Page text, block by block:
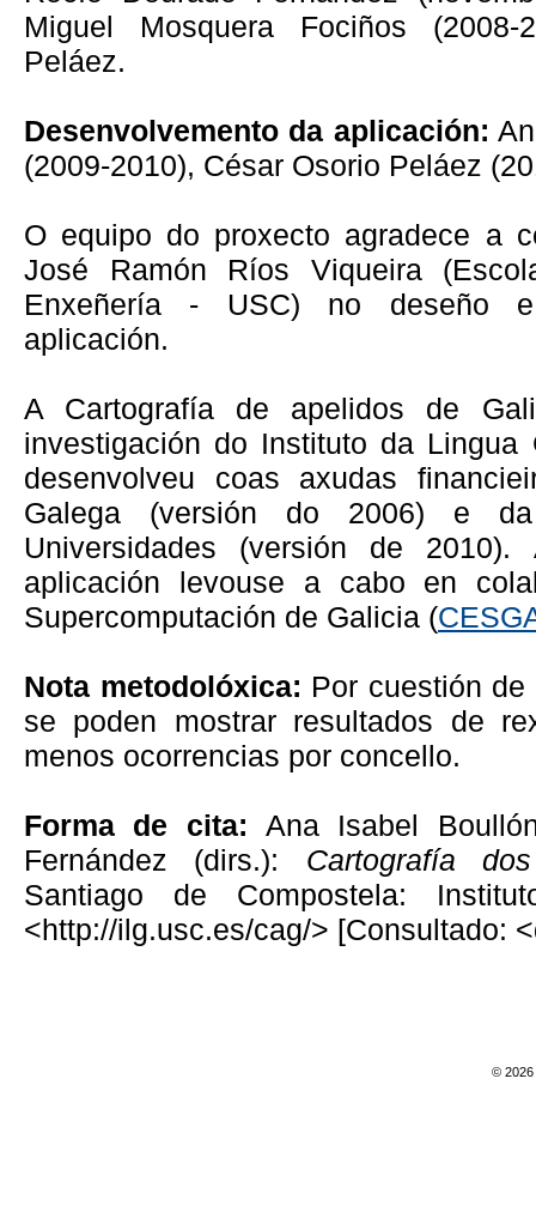
Miguel Mosquera Fociños
Peláez.
Desenvolvemento da aplicación:
(2009-2010), César Osorio Peláez
O equipo do proxecto agradece a
José Ramón Ríos Viqueira
Enxeñería - USC) no deseño e
aplicación.
A Cartografía de apelidos de
investigación do Instituto da
desenvolveu coas axudas
Galega (versión do 2006) e
Universidades (versión de
aplicación levouse a cabo en
Supercomputación de Galicia (
Nota metodolóxica: Por cuestión
se poden mostrar resultados de
menos ocorrencias por concello.
Forma de cita: Ana Isabel
Fernández (dirs.): Cartografía
Santiago de Compostela:
<http://ilg.usc.es/cag/> [Consultado:
© 2026